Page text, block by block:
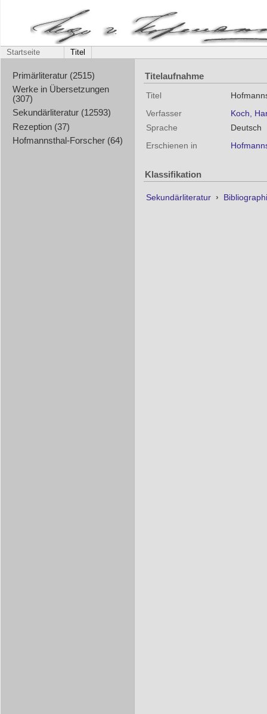
Startseite Titel
Primärliteratur (2515)
Werke in Übersetzungen
(307)
Sekundärliteratur (12593)
Rezeption (37)
Hofmannsthal-Forscher (64)
Titelaufnahme
Titel
Verfasser
Koch,
Sprache
Deutsch
Erschienen in
Klassifikation
Sekundärliteratur ›